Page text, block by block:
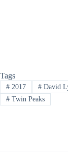
Tags
#2017 #David
#Twin Peaks